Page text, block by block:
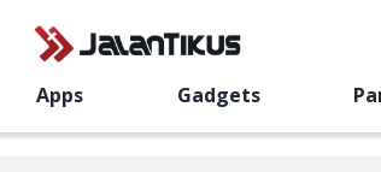
Apps Gadgets